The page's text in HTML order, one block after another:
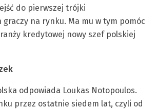
do pierwszej trójki
na rynku. Ma mu w tym pomóc
kredytowej nowy szef polskiej
odpowiada Loukas Notopoulos.
przez ostatnie siedem lat, czyli od